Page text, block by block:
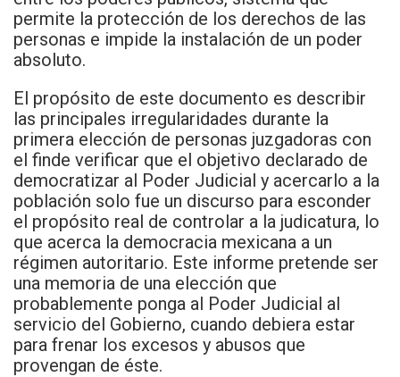
permite la protección de los derechos de las
personas e impide la instalación de un poder
absoluto.
El propósito de este documento es describir
las principales irregularidades durante la
primera elección de personas juzgadoras con
el finde verificar que el objetivo declarado de
democratizar al Poder Judicial y acercarlo a la
población solo fue un discurso para esconder
el propósito real de controlar a la judicatura, lo
que acerca la democracia mexicana a un
régimen autoritario. Este informe pretende ser
una memoria de una elección que
probablemente ponga al Poder Judicial al
servicio del Gobierno, cuando debiera estar
para frenar los excesos y abusos que
provengan de éste.